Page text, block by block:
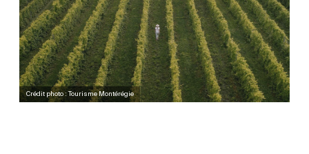
Crédit photo : Tourisme Montérégie